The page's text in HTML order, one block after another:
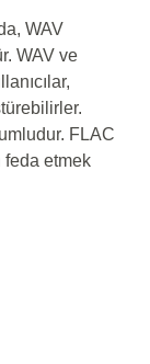
WAV
WAV ve
FLAC
feda etmek